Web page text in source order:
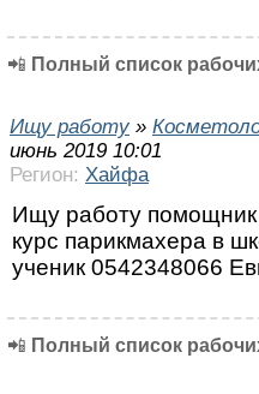
📲 Полный список
Ищу работу »
июнь 2019 10:01
Регион: Хайфа
Ищу работу помощник
курс парикмахера в
ученик 0542348066
📲 Полный список